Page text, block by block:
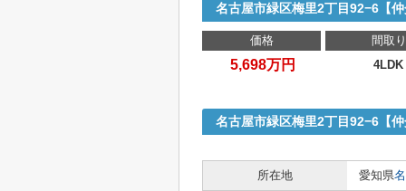
名古屋市緑区梅里2丁目92−6【
価格 間取り
5,698万円 4LDK
名古屋市緑区梅里2丁目92−6【
所在地
愛知県